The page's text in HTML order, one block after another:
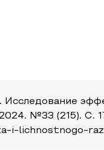
2024. №33 (215).
i-lichnostnogo-